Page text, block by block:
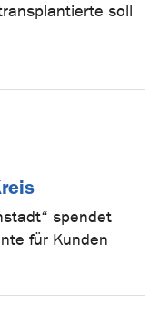
soll
spendet
für Kunden